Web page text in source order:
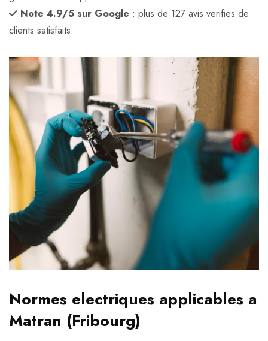
Note 4.9/5 sur Google : plus de 127 avis verifies de
clients satisfaits.
Normes electriques applicables a
Matran (Fribourg)